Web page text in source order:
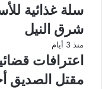
سلة غذائية
شرق النيل
منذ 3 أيام
اعترافات
مقتل الصديق